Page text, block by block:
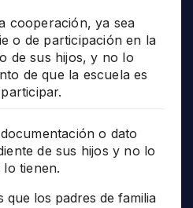
cooperación, ya sea
o de participación en la
de sus hijos, y no lo
de que la escuela es
o dato
de sus hijos y no lo
tienen.
que los padres de familia